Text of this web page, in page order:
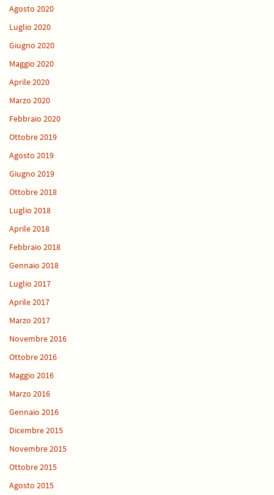
Agosto 2020
Luglio 2020
Giugno 2020
Maggio 2020
Aprile 2020
Marzo 2020
Febbraio 2020
Ottobre 2019
Agosto 2019
Giugno 2019
Ottobre 2018
Luglio 2018
Aprile 2018
Febbraio 2018
Gennaio 2018
Luglio 2017
Aprile 2017
Marzo 2017
Novembre 2016
Ottobre 2016
Maggio 2016
Marzo 2016
Gennaio 2016
Dicembre 2015
Novembre 2015
Ottobre 2015
Agosto 2015